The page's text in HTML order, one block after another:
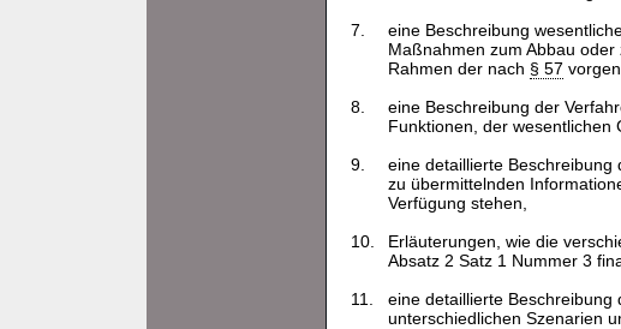
7.
eine Beschreibung
Maßnahmen zum Abbau
Rahmen der nach § 57
8.
eine Beschreibung der
Funktionen, der wesentlichen
9.
eine detaillierte
zu übermittelnden
Verfügung stehen,
10.
Erläuterungen, wie die
Absatz 2 Satz 1 Nummer 3
11.
eine detaillierte Beschreibung
unterschiedlichen Szenarien